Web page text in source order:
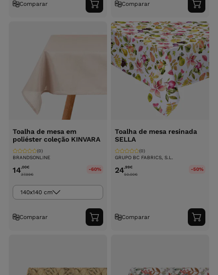
Comparar
Adicionar
ao
carrinho
Comparar
ao
Toalha de mesa em
poliéster coleção KINVARA
BRANDSONLINE
(0)
14,00€
37.99€
-60%
140x140 cm
Comparar
Adicionar
ao
Toalha de mesa resinada
SELLA
GRUPO BC FABRICS, S.L.
(0)
24,99€
50.00€
-50%
Comparar
ao